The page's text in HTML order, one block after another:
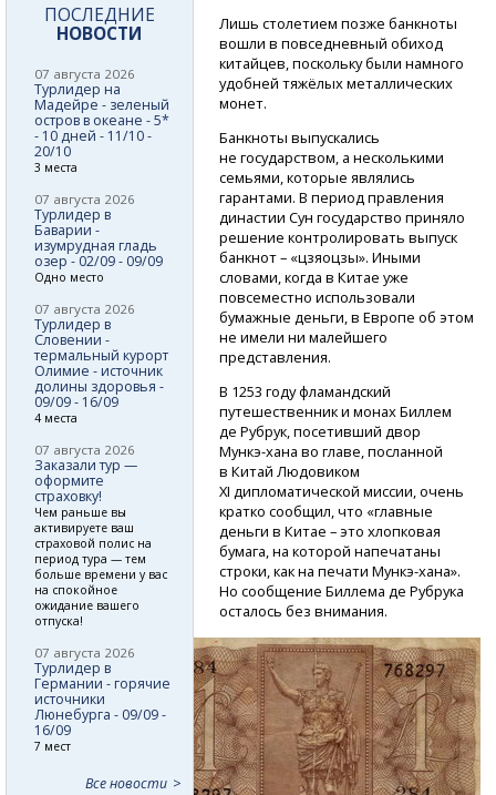
Лишь столетием позже банкноты
вошли в повседневный обиход
китайцев, поскольку были намного
удобней тяжёлых металлических
монет.
Банкноты выпускались
не государством, а несколькими
семьями, которые являлись
гарантами. В период правления
династии Сун государство приняло
решение контролировать выпуск
банкнот – «цзяоцзы». Иными
словами, когда в Китае уже
повсеместно использовали
бумажные деньги, в Европе об этом
не имели ни малейшего
представления.
В 1253 году фламандский
путешественник и монах Биллем
де Рубрук, посетивший двор
Мункэ-хана во главе, посланной
в Китай Людовиком
ХI дипломатической миссии, очень
кратко сообщил, что «главные
деньги в Китае – это хлопковая
бумага, на которой напечатаны
строки, как на печатиМункэ-хана».
Но сообщение Биллема де Рубрука
осталось без внимания.
ПОСЛЕДНИЕ
НОВОСТИ
07 августа 2026
Турлидер на
Мадейре - зеленый
остров в океане - 5*
- 10 дней - 11/10 -
20/10
3 места
07 августа 2026
Турлидер в
Баварии -
изумрудная гладь
озер - 02/09 - 09/09
Одно место
07 августа 2026
Турлидер в
Словении -
термальный курорт
Олимие - источник
долины здоровья -
09/09 - 16/09
4 места
07 августа 2026
Заказали тур —
оформите
страховку!
Чем раньше вы
активируете ваш
страховой полис на
период тура — тем
больше времени у вас
на спокойное
ожидание вашего
отпуска!
07 августа 2026
Турлидер в
Германии - горячие
источники
Люнебурга - 09/09 -
16/09
7 мест
Все новости